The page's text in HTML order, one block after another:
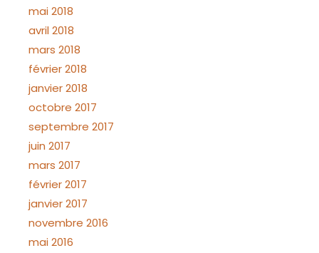
mai 2018
avril 2018
mars 2018
février 2018
janvier 2018
octobre 2017
septembre 2017
juin 2017
mars 2017
février 2017
janvier 2017
novembre 2016
mai 2016